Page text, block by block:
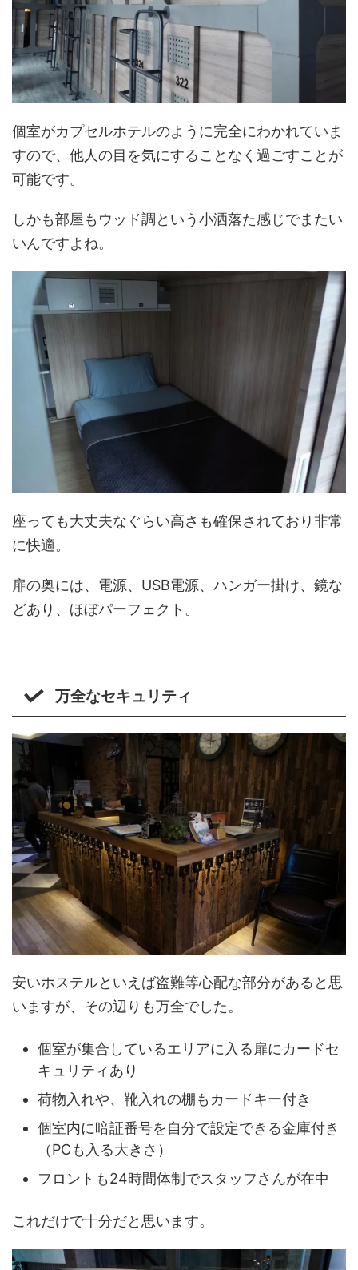
個室がカプセルホテルのように完全にわかれていま
すので、他人の目を気にすることなく過ごすことが
可能です。
しかも部屋もウッド調という小洒落た感じでまたい
いんですよね。
座っても大丈夫なぐらい高さも確保されており非常
に快適。
扉の奥には、電源、USB電源、ハンガー掛け、鏡な
どあり、ほぼパーフェクト。
万全なセキュリティ
安いホステルといえば盗難等心配な部分があると思
いますが、その辺りも万全でした。
個室が集合しているエリアに入る扉にカードセ
キュリティあり
荷物入れや、靴入れの棚もカードキー付き
個室内に暗証番号を自分で設定できる金庫付き
（PCも入る大きさ）
フロントも24時間体制でスタッフさんが在中
これだけで十分だと思います。